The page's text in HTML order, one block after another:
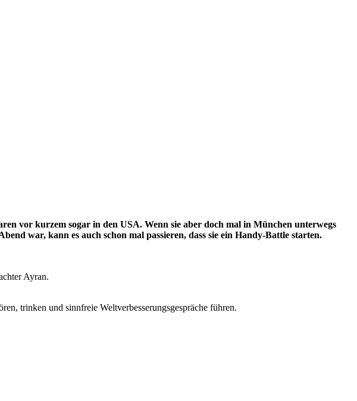
vor kurzem sogar in den USA. Wenn sie aber doch mal in München unterwegs
war, kann es auch schon mal passieren, dass sie ein Handy-Battle starten.
Ayran.
trinken und sinnfreie Weltverbesserungsgespräche führen.